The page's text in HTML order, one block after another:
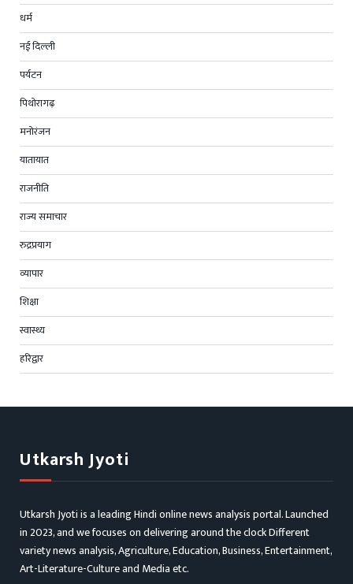
धर्म
नई दिल्ली
पर्यटन
पिथोरागढ़
मनोरंजन
यातायात
राजनीति
राज्य समाचार
रुद्रप्रयाग
व्यापार
शिक्षा
स्वास्थ्य
हरिद्वार
Utkarsh Jyoti
Utkarsh Jyoti is a leading Hindi online news analysis portal. Launched
in 2023, and we focuses on delivering around the clock Different
variety news analysis, Agriculture, Education, Business, Entertainment,
Art-Literature-Culture and Media etc.